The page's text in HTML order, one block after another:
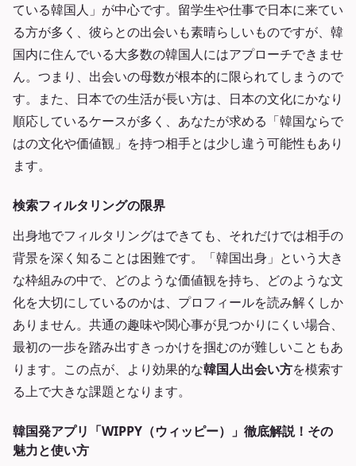
ている韓国人」が中心です。留学生や仕事で日本に来てい
る方が多く、彼らとの出会いも素晴らしいものですが、韓
国内に住んでいる大多数の韓国人にはアプローチできませ
ん。つまり、出会いの母数が根本的に限られてしまうので
す。また、日本での生活が長い方は、日本の文化にかなり
順応しているケースが多く、あなたが求める「韓国ならで
はの文化や価値観」を持つ相手とは少し違う可能性もあり
ます。
検索フィルタリングの限界
出身地でフィルタリングはできても、それだけでは相手の
背景を深く知ることは困難です。「韓国出身」という大き
な枠組みの中で、どのような価値観を持ち、どのような文
化を大切にしているのかは、プロフィールを読み解くしか
ありません。共通の趣味や関心事が見つかりにくい場合、
最初の一歩を踏み出すきっかけを掴むのが難しいこともあ
ります。この点が、より効果的な韓国人出会い方を模索す
る上で大きな課題となります。
韓国発アプリ「WIPPY（ウィッピー）」徹底解説！その
魅力と使い方